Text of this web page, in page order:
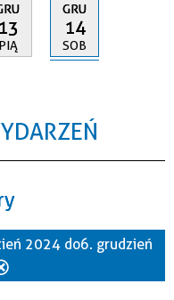
13
PIĄ
GRU
14
SOB
2024 do 6. grudzień